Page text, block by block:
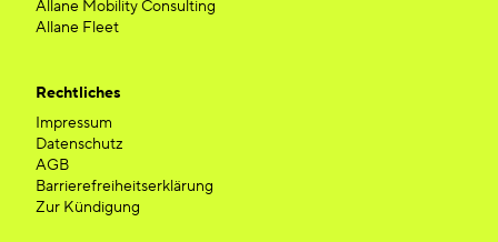
Allane Mobility Consulting
Allane Fleet
Rechtliches
Impressum
Datenschutz
AGB
Barrierefreiheitserklärung
Zur Kündigung